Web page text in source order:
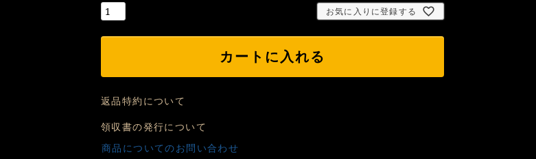
お気に入りに登録する
カートに入れる
返品特約について
領収書の発行について
商品についてのお問い合わせ